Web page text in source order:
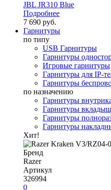
JBL JR310 Blue
Подробнее
7 690 руб.
Гарнитуры
по типу
USB Гарнитуры
Гарнитуры
Игровые гарнитуры
Гарнитуры для IP-
Гарнитуры
по назначению
Гарнитуры
Гарнитуры
Гарнитуры
Гарнитуры
Хит!
Бренд
Razer
Артикул
326994
0